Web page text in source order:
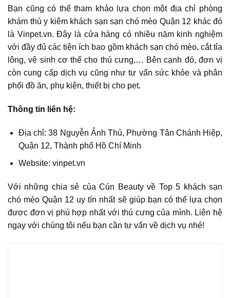
Bạn cũng có thể tham khảo lựa chọn một địa chỉ phòng
khám thú y kiêm khách sạn sạn chó mèo Quận 12 khác đó
là Vinpet.vn. Đây là cửa hàng có nhiều năm kinh nghiệm
với đầy đủ các tiện ích bao gồm khách sạn chó mèo, cắt tỉa
lông, vệ sinh cơ thể cho thú cưng,… Bên cạnh đó, đơn vị
còn cung cấp dịch vụ cũng như tư vấn sức khỏe và phân
phối đồ ăn, phụ kiện, thiết bị cho pet.
Thông tin liên hệ:
Địa chỉ: 38 Nguyễn Ảnh Thủ, Phường Tân Chánh Hiệp,
Quận 12, Thành phố Hồ Chí Minh
Website: vinpet.vn
Với những chia sẻ của Cún Beauty về Top 5 khách sạn
chó mèo Quận 12 uy tín nhất sẽ giúp bạn có thể lựa chọn
được đơn vị phù hợp nhất với thú cưng của mình. Liên hệ
ngay với chúng tôi nếu bạn cần tư vấn về dịch vụ nhé!